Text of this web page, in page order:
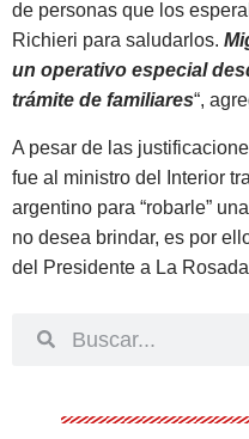
de personas que los
Richieri para saludarlos.
un operativo especial
trámite de familiares“,
A pesar de las
fue al ministro del Interior
argentino para “robarle”
no desea brindar, es por
del Presidente a La